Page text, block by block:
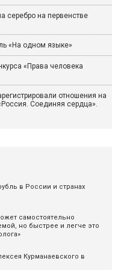
серебро на первенстве
«На одном языке»
«Права человека
отношения на
Соединяя сердца».
в России и странах
самостоятельно
но быстрее и легче это
Курманаевского в